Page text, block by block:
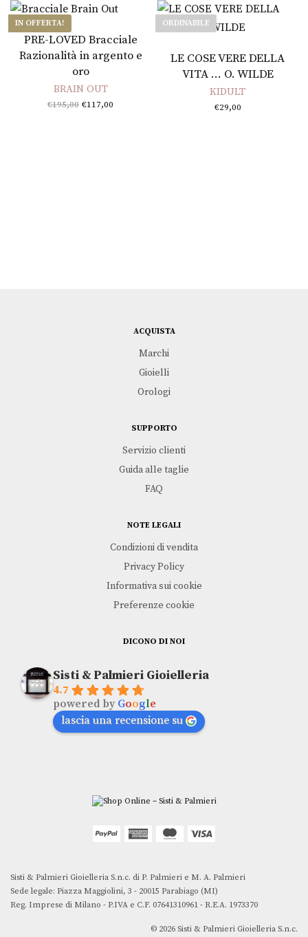
IN OFFERTA!
Aggiungi al carrello
PRE-LOVED Bracciale
Razionalità in argento e
oro
BRAIN OUT
€195,00 Il prezzo
€117,00
ORDINABILE
Leggi tutto
LE COSE VERE DELLA
VITA … O. WILDE
KIDULT
€29,00
ACQUISTA
Marchi
Gioielli
Orologi
SUPPORTO
Servizio clienti
Guida alle taglie
FAQ
NOTE LEGALI
Condizioni di vendita
Privacy Policy
Informativa sui cookie
Preferenze cookie
DICONO DI NOI
Sisti & Palmieri Gioielleria
4.7
powered by Google
lascia una recensione su
Sisti & Palmieri Gioielleria S.n.c. di P. Palmieri e M. A. Palmieri
Sede legale: Piazza Maggiolini, 3 - 20015 Parabiago (MI)
Reg. Imprese di Milano - P.IVA e C.F. 07641310961 - R.E.A. 1973370
© 2026 Sisti & Palmieri Gioielleria S.n.c.